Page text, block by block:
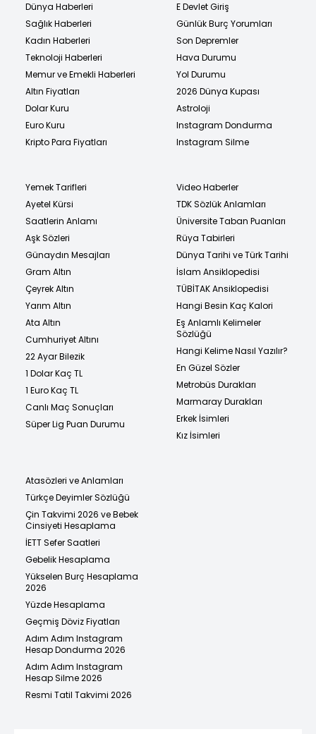
Dünya Haberleri
Sağlık Haberleri
Kadın Haberleri
Teknoloji Haberleri
Memur ve Emekli Haberleri
Altın Fiyatları
Dolar Kuru
Euro Kuru
Kripto Para Fiyatları
E Devlet Giriş
Günlük Burç Yorumları
Son Depremler
Hava Durumu
Yol Durumu
2026 Dünya Kupası
Astroloji
Instagram Dondurma
Instagram Silme
Yemek Tarifleri
Ayetel Kürsi
Saatlerin Anlamı
Aşk Sözleri
Günaydın Mesajları
Gram Altın
Çeyrek Altın
Yarım Altın
Ata Altın
Cumhuriyet Altını
22 Ayar Bilezik
1 Dolar Kaç TL
1 Euro Kaç TL
Canlı Maç Sonuçları
Süper Lig Puan Durumu
Video Haberler
TDK Sözlük Anlamları
Üniversite Taban Puanları
Rüya Tabirleri
Dünya Tarihi ve Türk Tarihi
İslam Ansiklopedisi
TÜBİTAK Ansiklopedisi
Hangi Besin Kaç Kalori
Eş Anlamlı Kelimeler
Sözlüğü
Hangi Kelime Nasıl Yazılır?
En Güzel Sözler
Metrobüs Durakları
Marmaray Durakları
Erkek İsimleri
Kız İsimleri
Atasözleri ve Anlamları
Türkçe Deyimler Sözlüğü
Çin Takvimi 2026 ve Bebek
Cinsiyeti Hesaplama
İETT Sefer Saatleri
Gebelik Hesaplama
Yükselen Burç Hesaplama
2026
Yüzde Hesaplama
Geçmiş Döviz Fiyatları
Adım Adım Instagram
Hesap Dondurma 2026
Adım Adım Instagram
Hesap Silme 2026
Resmi Tatil Takvimi 2026